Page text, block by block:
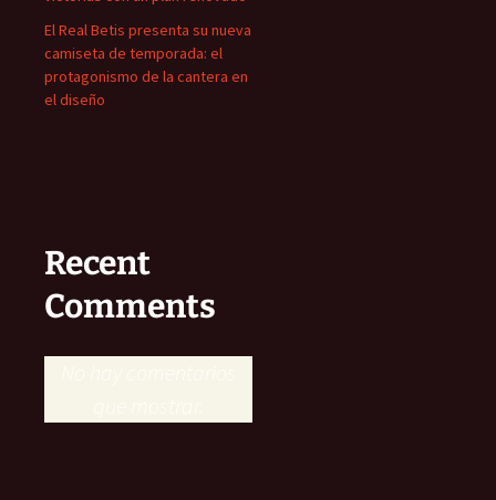
El Real Betis presenta su nueva
camiseta de temporada: el
protagonismo de la cantera en
el diseño
Recent
Comments